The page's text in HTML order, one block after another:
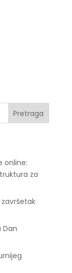
Pretraga
online:
za
Dan